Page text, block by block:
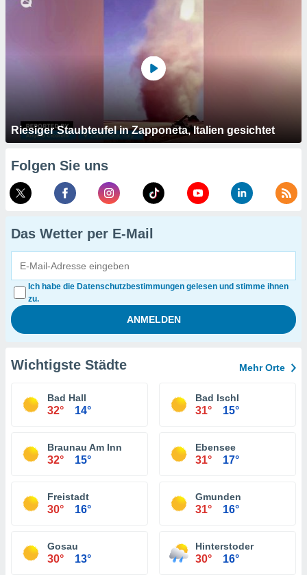
Riesiger Staubteufel in Zapponeta, Italien gesichtet
Folgen Sie uns
Das Wetter per E-Mail
Ich habe die Datenschutzbestimmungen gelesen und stimme ihnen
zu.
Wichtigste Städte Mehr Orte
Bad Hall
32° 14°
Bad Ischl
31° 15°
Braunau Am Inn
32° 15°
Ebensee
31° 17°
Freistadt
30° 16°
Gmunden
31° 16°
Gosau
30° 13°
Hinterstoder
30° 16°